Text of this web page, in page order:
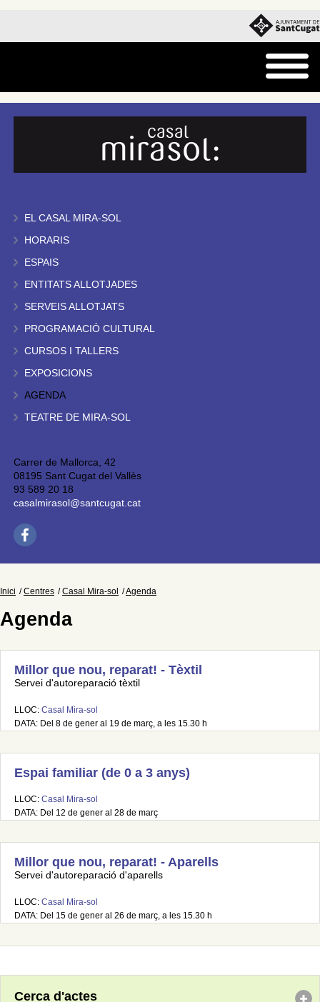
EL CASAL MIRA-SOL
HORARIS
ESPAIS
ENTITATS ALLOTJADES
SERVEIS ALLOTJATS
PROGRAMACIÓ CULTURAL
CURSOS I TALLERS
EXPOSICIONS
AGENDA
TEATRE DE MIRA-SOL
Carrer de Mallorca, 42
08195 Sant Cugat del Vallès
93 589 20 18
casalmirasol@santcugat.cat
Inici Centres Casal Mira-sol Agenda
Agenda
Millor que nou, reparat! - Tèxtil
Servei d'autoreparació tèxtil
LLOC: Casal Mira-sol
DATA: Del 8 de gener al 19 de març, a les 15.30 h
Espai familiar (de 0 a 3 anys)
LLOC: Casal Mira-sol
DATA: Del 12 de gener al 28 de març
Millor que nou, reparat! - Aparells
Servei d'autoreparació d'aparells
LLOC: Casal Mira-sol
DATA: Del 15 de gener al 26 de març, a les 15.30 h
Cerca d'actes